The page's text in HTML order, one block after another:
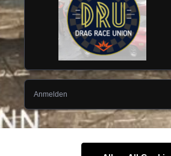
Anmelden